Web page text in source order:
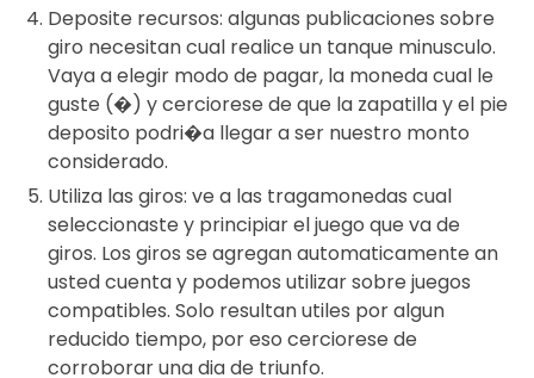
Deposite recursos: algunas publicaciones sobre
giro necesitan cual realice un tanque minusculo.
Vaya a elegir modo de pagar, la moneda cual le
guste (�) y cerciorese de que la zapatilla y el pie
deposito podri�a llegar a ser nuestro monto
considerado.
Utiliza las giros: ve a las tragamonedas cual
seleccionaste y principiar el juego que va de
giros. Los giros se agregan automaticamente an
usted cuenta y podemos utilizar sobre juegos
compatibles. Solo resultan utiles por algun
reducido tiempo, por eso cerciorese de
corroborar una dia de triunfo.